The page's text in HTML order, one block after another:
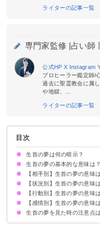
ライターの記事一覧
専門家監修 | 占い師
公式HP X Instagram
プロヒーラー鑑定師/
過去に聖霊教会に属
や地獄、...
ライターの記事一覧
目次
生首の夢は何の暗示？
生首の夢の基本的な意味は？
①人生の転機の暗示
②未練の暗示
状況によって意味が決まる
【相手別】生首の夢の意味
知らない人・他人の生首の
自分の生首【吉夢・凶夢】
親の生首【願望夢】
家族の生首【吉夢】
友達の生首【警告夢】
知り合いの生首【予知夢】
恋人の生首【吉夢】
赤ちゃんの生首【予知夢】
ペットの生首【警告夢】
動物の生首【吉夢】
【状況別】生首の夢の意味
生首がしゃべる夢【予知夢
生首が動く夢【警告夢】
生首に追いかけられる夢【
自分が生首にされる夢【吉
生首から血が出ている夢【
事故で首が取れる夢【凶夢
【行動別】生首の夢の意味
生首を埋める夢【吉夢】
生首を見る夢【吉夢】
生首を持ち歩く夢【願望夢
生首を蹴る夢【願望夢】
生首を食べる夢【吉夢】
生首に火をつける夢【吉夢
【感情別】生首の夢の意味
生首が出てきて怖い夢【凶
生首が出てきて美しいと感
生首が出てきて泣く夢【吉
生首の夢を見た時の注意点
吉夢なら話さず警告夢や凶